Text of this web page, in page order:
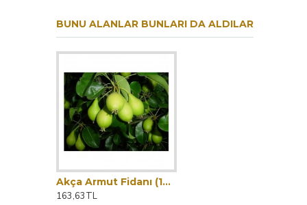
BUNU ALANLAR BUNLARI DA ALDILAR
Akça Armut Fidanı (140 - 150 cm. Boy / Seçkin Çeşit / Tüplü
163,63TL
163,63TL